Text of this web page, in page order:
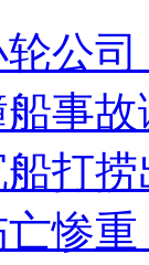
公
事
打
惨重